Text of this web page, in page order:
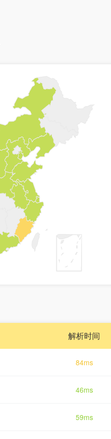
解析时间
84ms
46ms
59ms